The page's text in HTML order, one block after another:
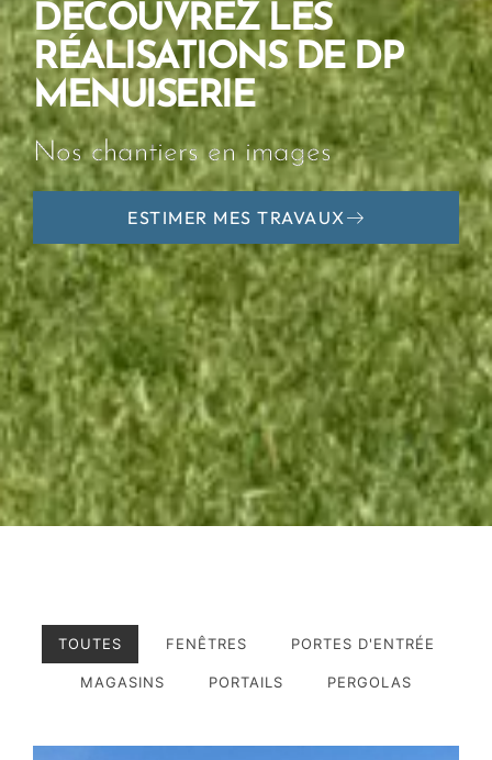
DÉCOUVREZ LES
RÉALISATIONS DE DP
MENUISERIE
Nos chantiers en images
ESTIMER MES TRAVAUX
TOUTES FENÊTRES PORTES D'ENTRÉE
MAGASINS PORTAILS PERGOLAS